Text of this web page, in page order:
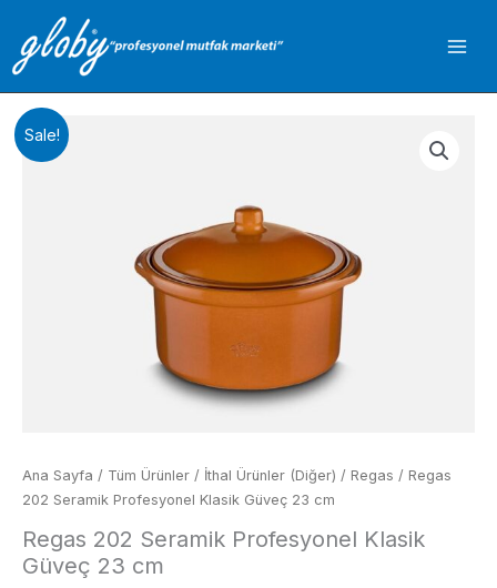
Sale!
Ana Sayfa / Tüm Ürünler / İthal Ürünler (Diğer) / Regas / Regas
202 Seramik Profesyonel Klasik Güveç 23 cm
Regas 202 Seramik Profesyonel Klasik
Güveç 23 cm